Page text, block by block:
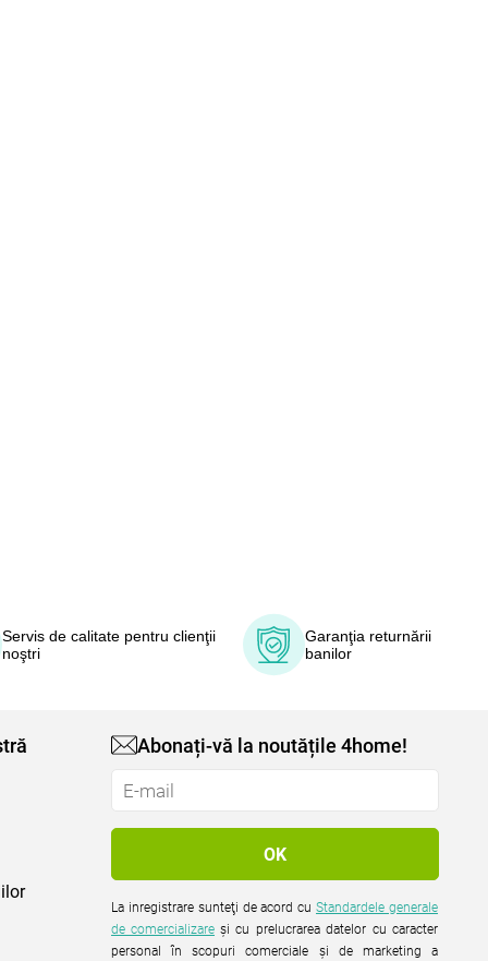
Servis de calitate pentru clienţii
noştri
Garanţia returnării
banilor
Abonați-vă la noutățile 4home!
La inregistrare sunteţi de acord cuStandardele generale
de comercializare şi cu prelucrarea datelor cu caracter
personal în scopuri comerciale şi de marketing a